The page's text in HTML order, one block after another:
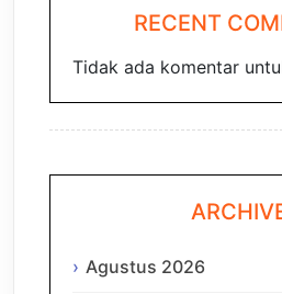
RECENT
Tidak ada komentar
Agustus 2026